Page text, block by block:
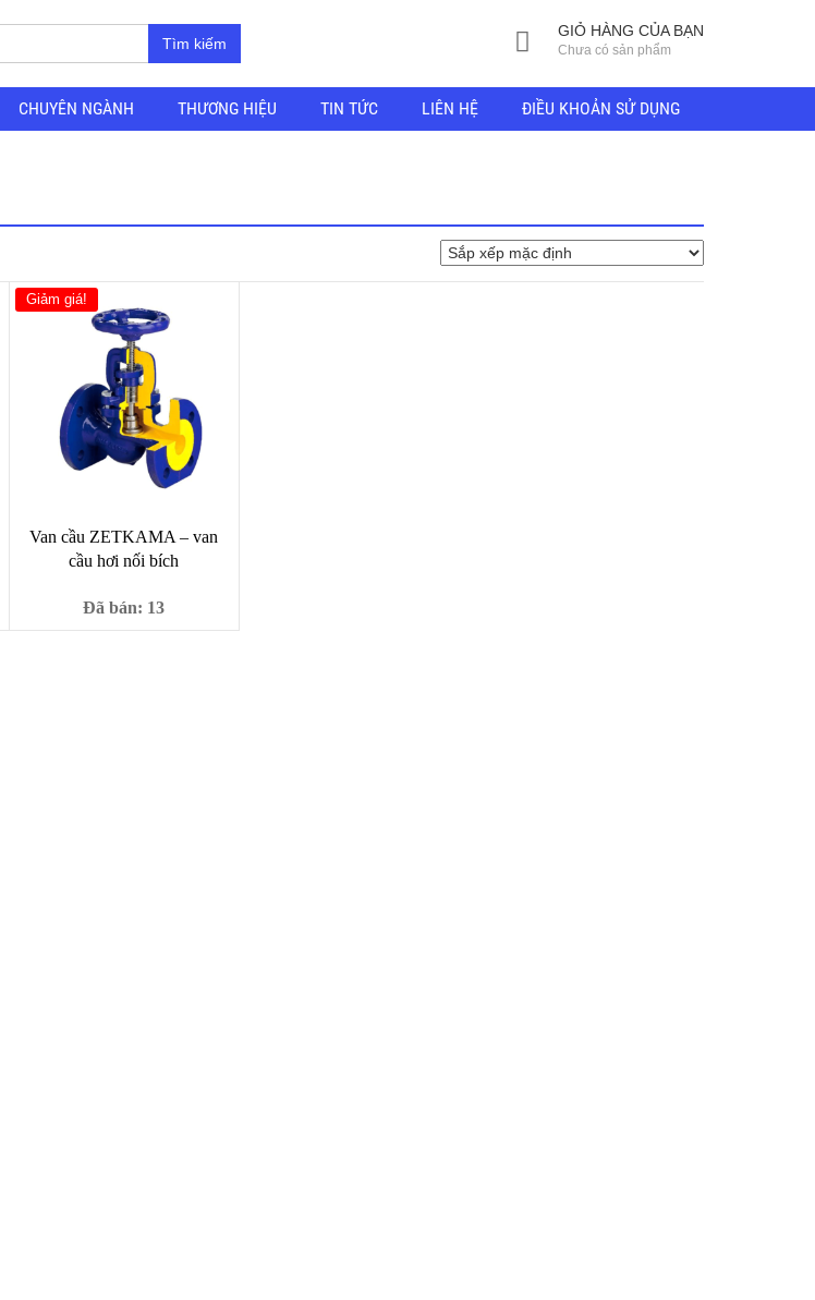
Tìm kiếm
GIỎ HÀNG CỦA BẠN
Chưa có sản phẩm
CHUYÊN NGÀNH THƯƠNG HIỆU TIN TỨC LIÊN HỆ ĐIỀU KHOẢN SỬ DỤNG
Giảm giá!
Van cầu ZETKAMA – van
cầu hơi nối bích
Đã bán: 13